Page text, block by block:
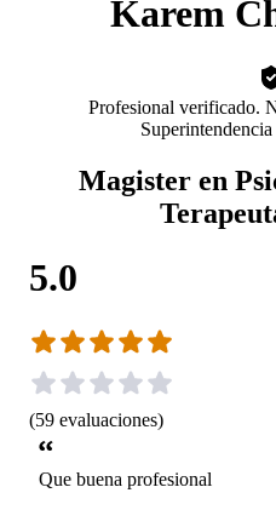
Karem
Profesional verificado.
Magister en
5.0
(59 evaluaciones)
Que buena profesional